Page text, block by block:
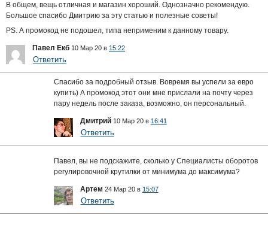
В общем, вещь отличная и магазин хороший. Однозначно рекомендую.
Большое спасибо Дмитрию за эту статью и полезные советы!
PS. А промокод не подошел, типа неприменим к данному товару.
Павел Екб 10 Мар 20 в 15:22
Ответить
Cпасибо за подробный отзыв. Вовремя вы успели за евро
купить) А промокод этот они мне прислали на почту через
пару недель после заказа, возможно, он персональный.
Дмитрий 10 Мар 20 в 16:41
Ответить
Павел, вы не подскажите, сколько у Специалисты оборотов
регулировочной крутилки от минимума до максимума?
Артем 24 Мар 20 в 15:07
Ответить